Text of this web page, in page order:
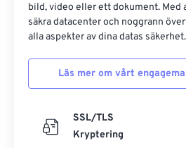
bild, video eller ett dokument. Med
säkra datacenter och noggrann
alla aspekter av dina datas säkerhet.
Läs mer om vårt
SSL/TLS
Kryptering